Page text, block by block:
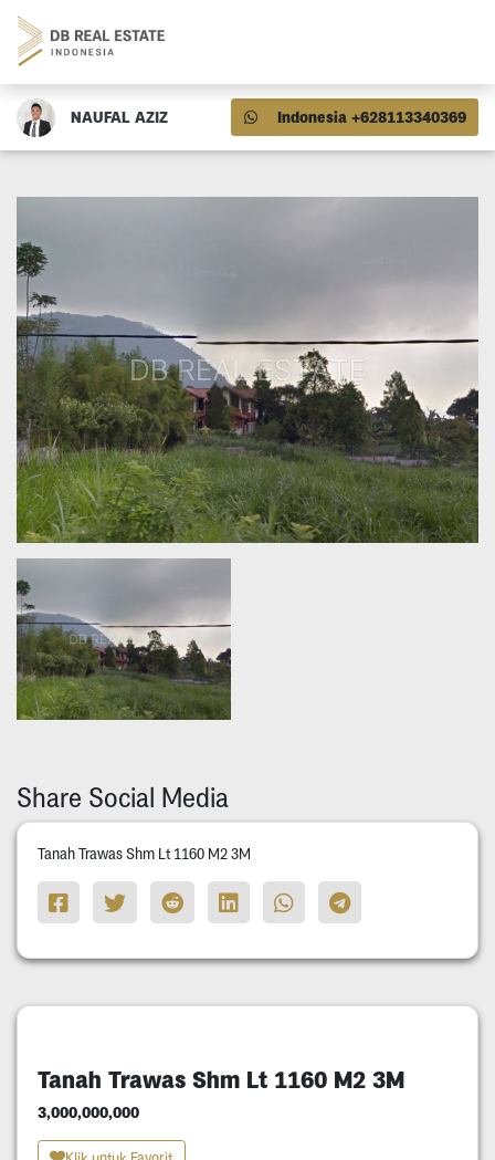
NAUFAL AZIZ Indonesia +628113340369
Share Social Media
Tanah Trawas Shm Lt 1160 M2 3M
Tanah Trawas Shm Lt 1160 M2 3M
3,000,000,000